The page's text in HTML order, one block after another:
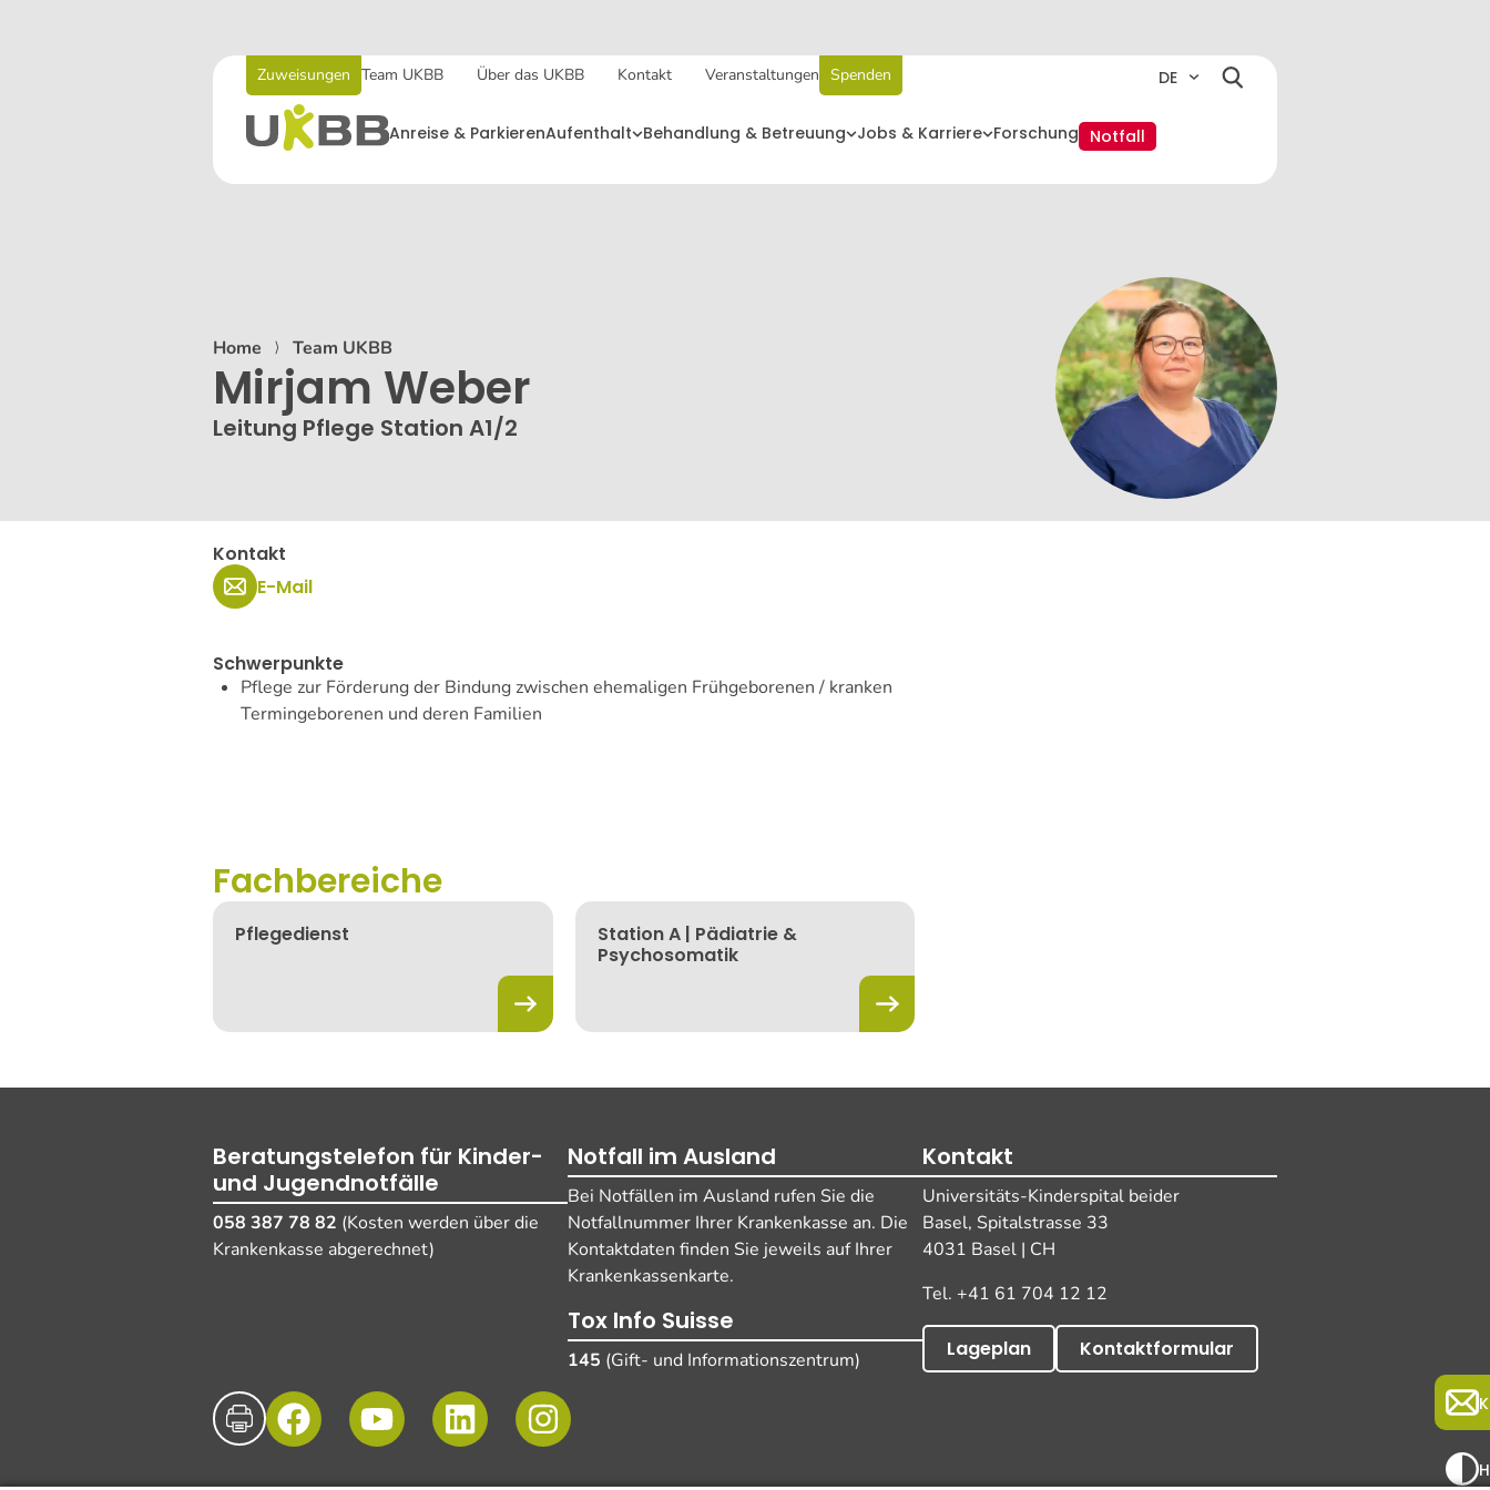
Zuweisungen Team UKBB Über das UKBB Kontakt Veranstaltungen Spenden DE
Anreise & ParkierenAufenthalt Behandlung & Betreuung Jobs & Karriere Forschung Notfall
Home ⟩ Team UKBB
Mirjam Weber
Leitung Pflege Station A1/2
Kontakt
E-Mail
Schwerpunkte
Pflege zur Förderung der Bindung zwischen ehemaligen Frühgeborenen / kranken
Termingeborenen und deren Familien
Fachbereiche
Pflegedienst
Station A | Pädiatrie &
Psychosomatik
Beratungstelefon für Kinder-
und Jugendnotfälle
058 387 78 82 (Kosten werden über die
Krankenkasse abgerechnet)
Notfall im Ausland
Bei Notfällen im Ausland rufen Sie die
Notfallnummer Ihrer Krankenkasse an. Die
Kontaktdaten finden Sie jeweils auf Ihrer
Krankenkassenkarte.
Tox Info Suisse
145 (Gift- und Informationszentrum)
Kontakt
Universitäts-Kinderspital beider
Basel, Spitalstrasse 33
4031 Basel | CH
Tel. +41 61 704 12 12
Lageplan Kontaktformular